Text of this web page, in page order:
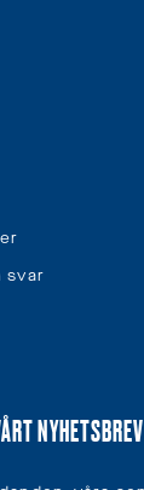
svar
NYHETSBREV